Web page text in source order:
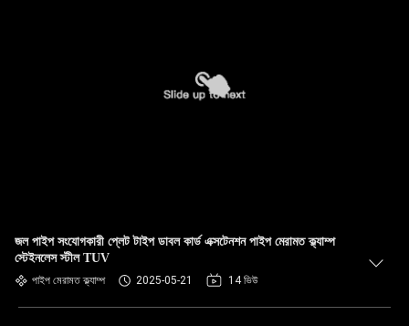
জল পাইপ সংযোগকারী প্লেট টাইপ ডাবল কার্ড এক্সটেনশন পাইপ মেরামত ক্ল্যাম্প
স্টেইনলেস স্টীল TUV
পাইপ মেরামত ক্ল্যাম্প 2025-05-21 14 ভিউ